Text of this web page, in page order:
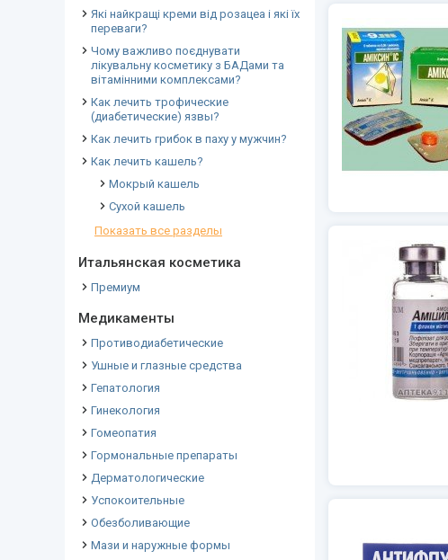
Які найкращі креми від розацеа і які їх
переваги?
Чому важливо поєднувати
лікувальну косметику з БАДами та
вітамінними комплексами?
Как лечить трофические
(диабетические) язвы?
Как лечить грибок в паху у мужчин?
Как лечить кашель?
Мокрый кашель
Сухой кашель
Показать все разделы
Итальянская косметика
Премиум
Медикаменты
Противодиабетические
Ушные и глазные средства
Гепатология
Гинекология
Гомеопатия
Гормональные препараты
Дерматологические
Успокоительные
Обезболивающие
Мази и наружные формы